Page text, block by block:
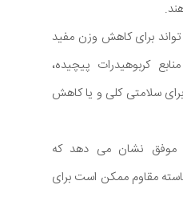
برای کاهش وزن مفید
کربوهیدرات پیچیده،
سلامتی کلی و یا کاهش
موفق نشان می دهد که
مقاوم ممکن است برای